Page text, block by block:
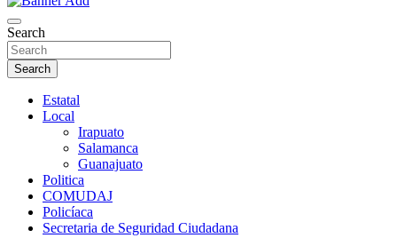
Noticias Guanajuato
Search
Search
Estatal
Local
Irapuato
Salamanca
Guanajuato
Politica
COMUDAJ
Policíaca
Secretaria de Seguridad Ciudadana